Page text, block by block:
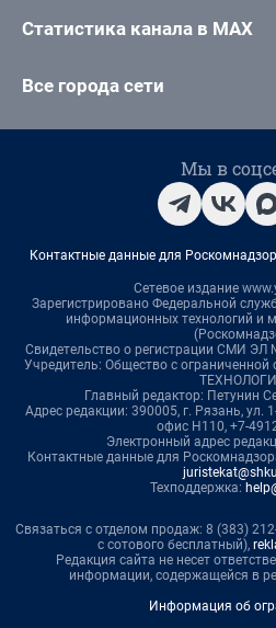
Статистика канала в MAX
Все города сети
Мы в
Контактные данные для
Сетевое издание
Зарегистрировано Федеральной
информационных технологий и
Свидетельство о регистрации СМИ ЭЛ
Учредитель: Общество с
Главный редактор: Петунин
Адрес редакции: 390005, г. Рязань,
офис Н110, +7-
Электронный адрес
Контактные данные для
Техподдержка:
Связаться с отделом продаж: 8 (383)
с сотового бесплатный),
Редакция сайта не несет
информации, содержащейся в
Информация об